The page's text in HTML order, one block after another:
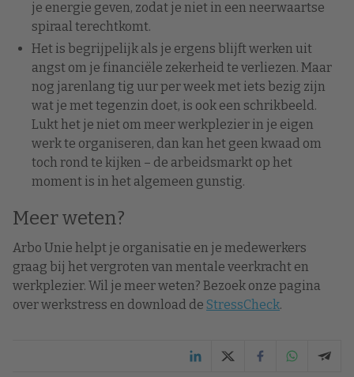
je energie geven, zodat je niet in een neerwaartse
spiraal terechtkomt.
Het is begrijpelijk als je ergens blijft werken uit
angst om je financiële zekerheid te verliezen. Maar
nog jarenlang tig uur per week met iets bezig zijn
wat je met tegenzin doet, is ook een schrikbeeld.
Lukt het je niet om meer werkplezier in je eigen
werk te organiseren, dan kan het geen kwaad om
toch rond te kijken – de arbeidsmarkt op het
moment is in het algemeen gunstig.
Meer weten?
Arbo Unie helpt je organisatie en je medewerkers
graag bij het vergroten van mentale veerkracht en
werkplezier. Wil je meer weten? Bezoek onze pagina
over werkstress en download de StressCheck.